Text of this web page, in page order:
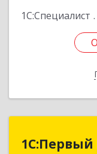
1С:Специалист
1С:Первый